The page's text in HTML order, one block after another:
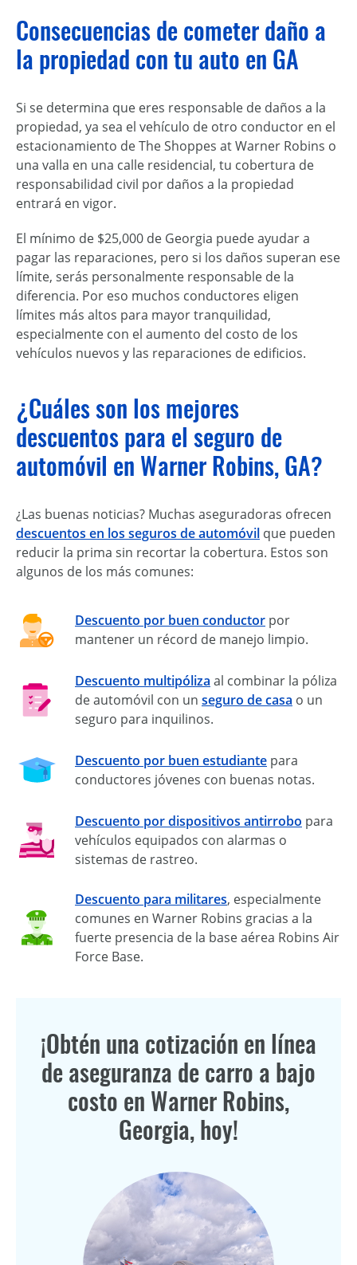
Consecuencias de cometer daño a
la propiedad con tu auto en GA
Si se determina que eres responsable de daños a la
propiedad, ya sea el vehículo de otro conductor en el
estacionamiento de The Shoppes at Warner Robins o
una valla en una calle residencial, tu cobertura de
responsabilidad civil por daños a la propiedad
entrará en vigor.
El mínimo de $25,000 de Georgia puede ayudar a
pagar las reparaciones, pero si los daños superan ese
límite, serás personalmente responsable de la
diferencia. Por eso muchos conductores eligen
límites más altos para mayor tranquilidad,
especialmente con el aumento del costo de los
vehículos nuevos y las reparaciones de edificios.
¿Cuáles son los mejores
descuentos para el seguro de
automóvil en Warner Robins, GA?
¿Las buenas noticias? Muchas aseguradoras ofrecen
descuentos en los seguros de automóvil que pueden
reducir la prima sin recortar la cobertura. Estos son
algunos de los más comunes:
Descuento por buen conductor por
mantener un récord de manejo limpio.
Descuento multipóliza al combinar la póliza
de automóvil con un seguro de casa o un
seguro para inquilinos.
Descuento por buen estudiante para
conductores jóvenes con buenas notas.
Descuento por dispositivos antirrobo para
vehículos equipados con alarmas o
sistemas de rastreo.
Descuento para militares, especialmente
comunes en Warner Robins gracias a la
fuerte presencia de la base aérea Robins Air
Force Base.
¡Obtén una cotización en línea
de aseguranza de carro a bajo
costo en Warner Robins,
Georgia, hoy!